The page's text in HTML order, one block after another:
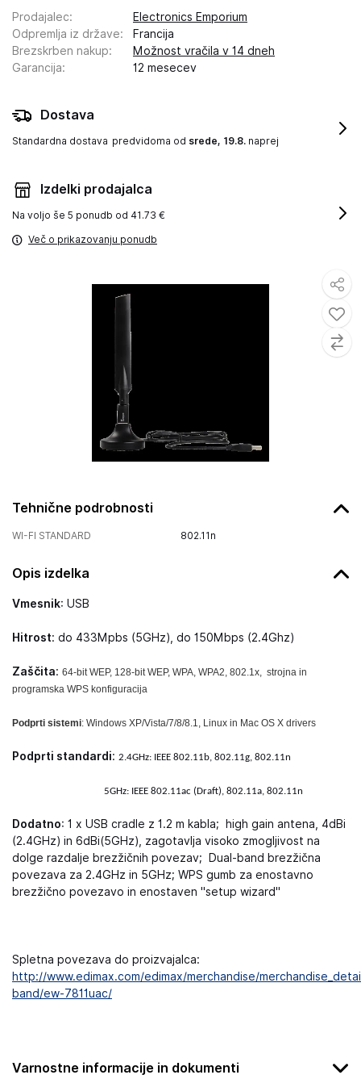
Tehnične podrobnosti
WI-FI STANDARD 802.11n
Opis izdelka
Vmesnik: USB
Hitrost: do 433Mpbs (5GHz), do 150Mbps (2.4Ghz)
Zaščita: 64-bit WEP, 128-bit WEP, WPA, WPA2, 802.1x, strojna in
programska WPS konfiguracija
Podprti sistemi: Windows XP/Vista/7/8/8.1, Linux in Mac OS X drivers
Podprti standardi: 2.4GHz: IEEE 802.11b, 802.11g, 802.11n
5GHz: IEEE 802.11ac (Draft), 802.11a, 802.11n
Dodatno: 1 x USB cradle z 1.2 m kabla; high gain antena, 4dBi
(2.4GHz) in 6dBi(5GHz), zagotavlja visoko zmogljivost na
dolge razdalje brezžičnih povezav;
Dual-band brezžična
povezava za 2.4GHz in 5GHz; WPS gumb za enostavno
brezžično povezavo in enostaven "setup wizard"
Spletna povezava do proizvajalca:
http://www.edimax.com/edimax/merchandise/
band/ew-7811uac/
Varnostne informacije in dokumenti
Prodajalec:
Electronics Emporium
Odpremlja iz države:
Francija
Brezskrben nakup:
Možnost vračila v 14 dneh
Garancija: 12 mesecev
Dostava
Standardna dostava predvidoma od srede, 19.8. naprej
Izdelki prodajalca
Na voljo še 5 ponudb od 41.73 €
Več o prikazovanju ponudb